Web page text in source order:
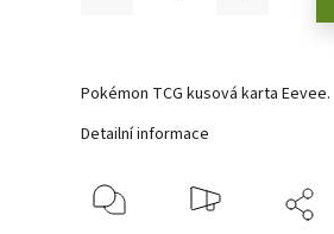
Pokémon TCG kusová karta Eevee.
Detailní informace